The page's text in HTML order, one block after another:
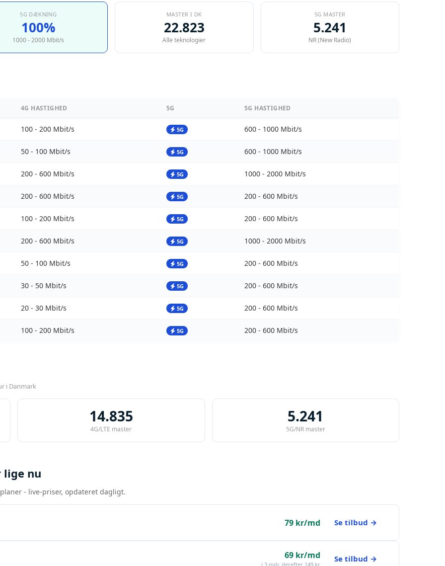
5G DÆKNING
100%
1000 - 2000 Mbit/s
MASTER I DK
22.823
Alle teknologier
5G MASTER
5.241
NR (New Radio)
4G HASTIGHED 5G 5G HASTIGHED
100 - 200 Mbit/s 5G 600 - 1000 Mbit/s
50 - 100 Mbit/s 5G 600 - 1000 Mbit/s
200 - 600 Mbit/s 5G 1000 - 2000 Mbit/s
200 - 600 Mbit/s 5G 200 - 600 Mbit/s
100 - 200 Mbit/s 5G 200 - 600 Mbit/s
200 - 600 Mbit/s 5G 1000 - 2000 Mbit/s
50 - 100 Mbit/s 5G 200 - 600 Mbit/s
30 - 50 Mbit/s 5G 200 - 600 Mbit/s
20 - 30 Mbit/s 5G 200 - 600 Mbit/s
100 - 200 Mbit/s 5G 200 - 600 Mbit/s
i Danmark
14.835
4G/LTE master
5.241
5G/NR master
lige nu
- live-priser, opdateret dagligt.
79 kr/md Se tilbud →
69 kr/md
i 3 mdr, derefter 149 kr
Se tilbud →